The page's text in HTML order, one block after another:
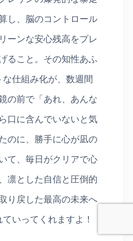
し、脳のコントロール
ーンな安心残高をプレ
ること。その知性あふ
仕組み化が、数週間
の前で「あれ、あんな
口に含んでいないと気
のに、勝手に心が凪の
て、毎日がクリアで心
凛とした自信と圧倒的
り戻した最高の未来へ
いってくれますよ！